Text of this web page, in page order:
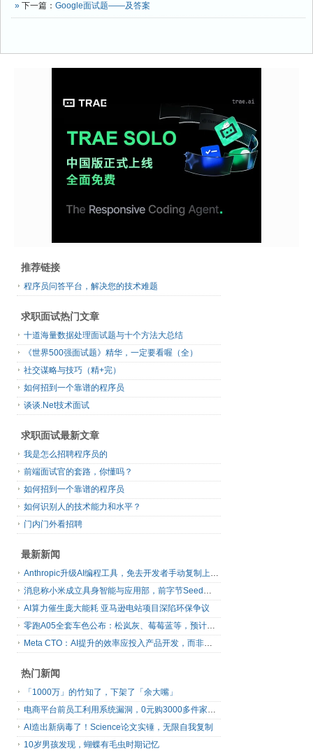
» 下一篇： Google面试题——及答案
推荐链接
程序员问答平台，解决您的技术难题
求职面试热门文章
十道海量数据处理面试题与十个方法大总结
《世界500强面试题》精华，一定要看喔（全）
社交谋略与技巧（精+完）
如何招到一个靠谱的程序员
谈谈.Net技术面试
求职面试最新文章
我是怎么招聘程序员的
前端面试官的套路，你懂吗？
如何招到一个靠谱的程序员
如何识别人的技术能力和水平？
门内门外看招聘
最新新闻
Anthropic升级AI编程工具，免去开发者手动复制上下文
消息称小米成立具身智能与应用部，前字节Seed孔涛挂帅
AI算力催生庞大能耗 亚马逊电站项目深陷环保争议
零跑A05全套车色公布：松岚灰、莓莓蓝等，预计明日上市
Meta CTO：AI提升的效率应投入产品开发，而非增加休假
热门新闻
「1000万」的竹知了，下架了「余大嘴」
电商平台前员工利用系统漏洞，0元购3000多件家电！
AI造出新病毒了！Science论文实锤，无限自我复制
10岁男孩发现，蝴蝶有毛虫时期记忆